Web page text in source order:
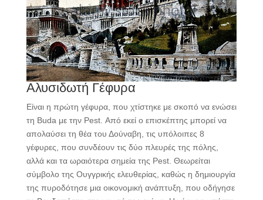
Αλυσιδωτή Γέφυρα
Είναι η πρώτη γέφυρα, που χτίστηκε με σκοπό να ενώσει
τη Buda με την Pest. Από εκεί ο επισκέπτης μπορεί να
απολαύσει τη θέα του Δούναβη, τις υπόλοιπες 8
γέφυρες, που συνδέουν τις δύο πλευρές της πόλης,
αλλά και τα ωραιότερα σημεία της Pest. Θεωρείται
σύμβολο της Ουγγρικής ελευθερίας, καθώς η δημιουργία
της πυροδότησε μια οικονομική ανάπτυξη, που οδήγησε